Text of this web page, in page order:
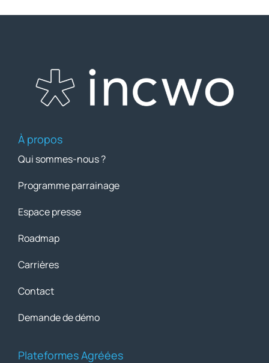
À propos
Qui sommes-nous ?
Programme parrainage
Espace presse
Roadmap
Carrières
Contact
Demande de démo
Plateformes Agréées